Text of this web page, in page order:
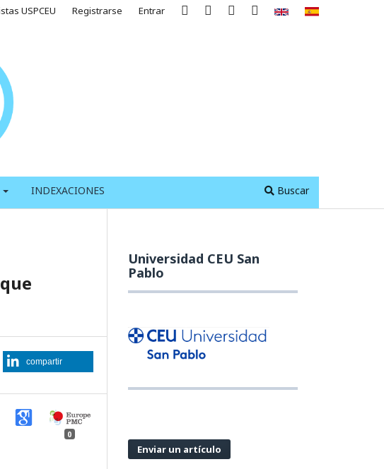
INDEXACIONES Buscar
USPCEU Registrarse Entrar
compartir
0
Universidad CEU San
Pablo
Enviar un artículo